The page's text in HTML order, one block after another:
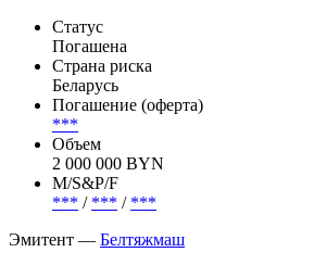
Статус
Погашена
Страна риска
Беларусь
Погашение (оферта)
***
Объем
2 000 000 BYN
М/S&P/F
*** / *** / ***
Эмитент — Белтяжмаш